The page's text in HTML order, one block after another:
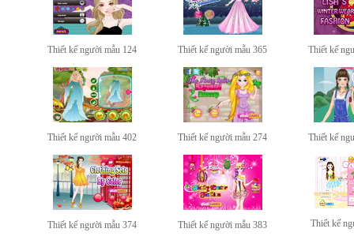
Thiết kế người mẫu 124 Thiết kế người mẫu 365 Thiết kế
Thiết kế người mẫu 402 Thiết kế người mẫu 274 Thiết kế
Thiết kế người mẫu 374 Thiết kế người mẫu 383 Thiết kế